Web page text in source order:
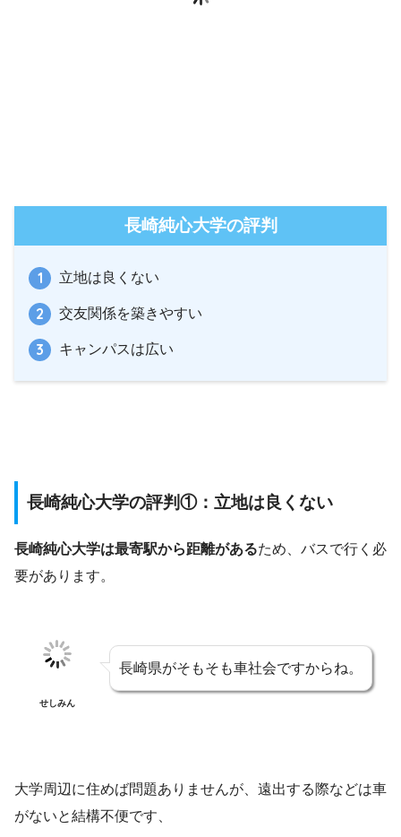
長崎純心大学の評判
立地は良くない
交友関係を築きやすい
キャンパスは広い
長崎純心大学の評判①：立地は良くない
長崎純心大学は最寄駅から距離があるため、バスで行く必
要があります。
せしみん
長崎県がそもそも車社会ですからね。
大学周辺に住めば問題ありませんが、遠出する際などは車
がないと結構不便です、